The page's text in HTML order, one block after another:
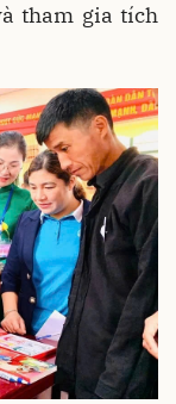
tham gia tích